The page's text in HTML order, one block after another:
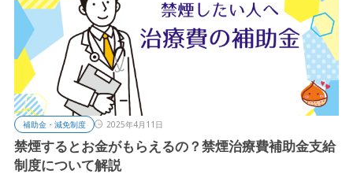
補助金・減免制度 2025年4月11日
禁煙するとお金がもらえるの？禁煙治療費補助金支給
制度について解説